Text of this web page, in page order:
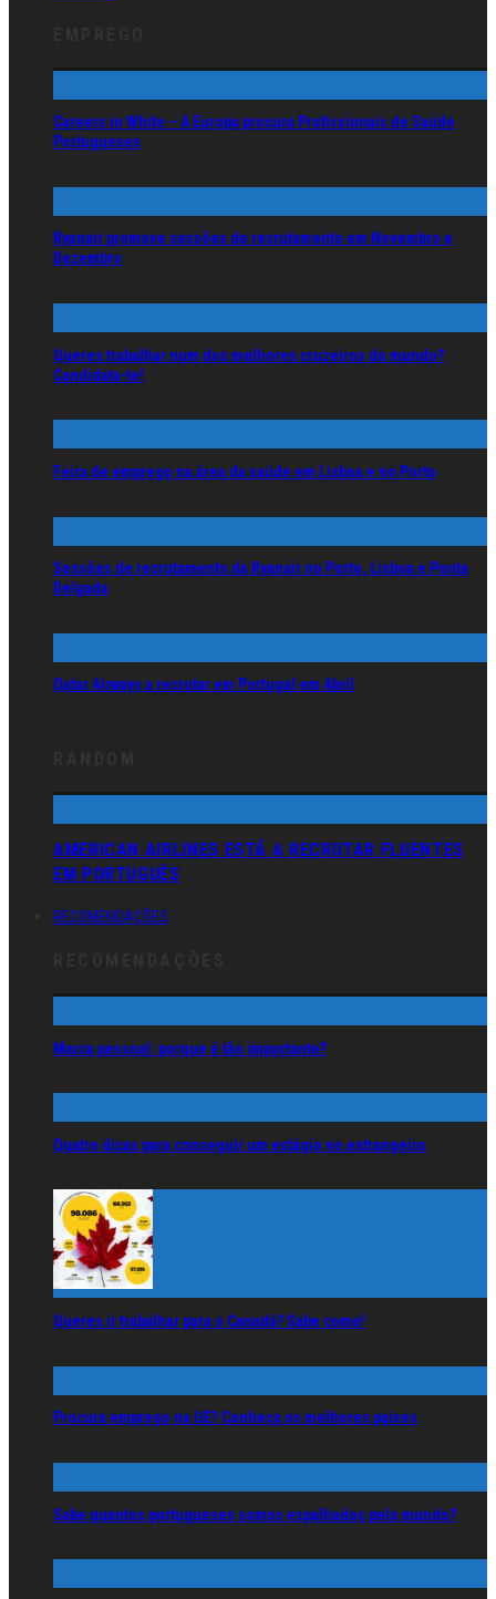
Careers in White – A Europa procura Profissionais de Saúde
Portugueses
Ryanair promove sessões de recrutamento em Novembro e
Dezembro
Queres trabalhar num dos melhores cruzeiros do mundo?
Candidata-te!
Feira de emprego na área da saúde em Lisboa e no Porto
Sessões de recrutamento da Ryanair no Porto, Lisboa e Ponta
Delgada
Qatar Airways a recrutar em Portugal em Abril
AMERICAN AIRLINES ESTÁ A RECRUTAR FLUENTES
EM PORTUGUÊS
RECOMENDAÇÕES
Marca pessoal: porque é tão importante?
Quatro dicas para conseguir um estágio no estrangeiro
Queres ir trabalhar para o Canadá? Sabe como!
Procura emprego na UE? Conheça os melhores países
Sabe quantos portugueses somos espalhados pelo mundo?